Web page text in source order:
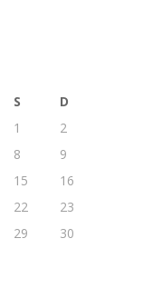
S
D
1
2
8
9
15
16
22
23
29
30